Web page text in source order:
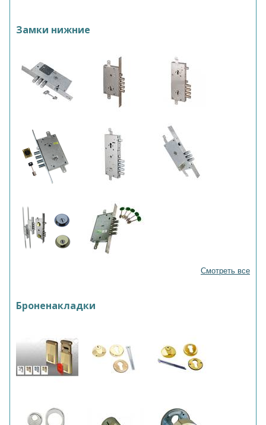
Замки нижние
Смотреть все
Броненакладки